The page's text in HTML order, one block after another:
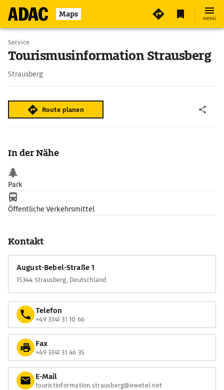
Maps MENÜ
Service
Tourismusinformation Strausberg
Strausberg
Route planen
In der Nähe
Park
Öffentliche Verkehrsmittel
Kontakt
August-Bebel-Straße 1
15344 Strausberg, Deutschland
Telefon
+49 3341 31 10 66
Fax
+49 3341 31 46 35
E-Mail
touristinformation.strausberg@ewetel.net